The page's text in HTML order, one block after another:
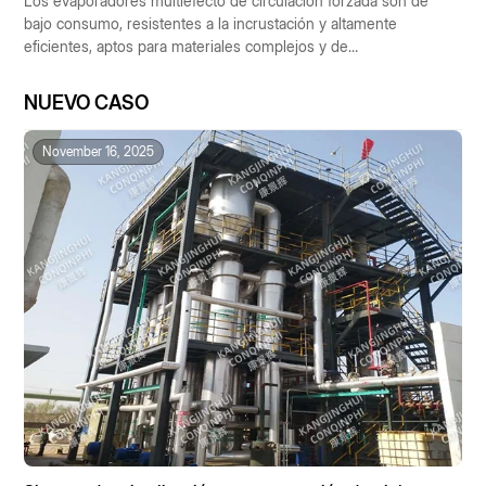
bajo consumo, resistentes a la incrustación y altamente
eficientes, aptos para materiales complejos y de
industrias química, farmacéutica, alimentaria y de protección
ambiental, contribuyendo al desarrollo industrial sostenible.
NUEVO CASO
November 16, 2025